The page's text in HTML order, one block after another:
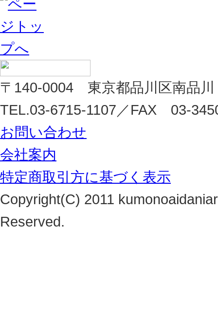
〒140-0004 東京都品川区南品
TEL.03-6715-1107／FAX 03-
お問い合わせ
会社案内
特定商取引方に基づく表示
Copyright(C) 2011
Reserved.